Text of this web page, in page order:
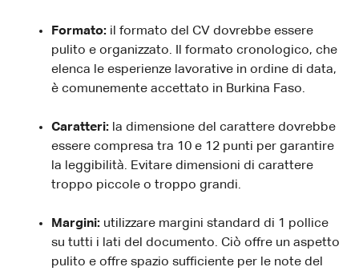
Formato: il formato del CV dovrebbe essere
pulito e organizzato. Il formato cronologico, che
elenca le esperienze lavorative in ordine di data,
è comunemente accettato in Burkina Faso.
Caratteri: la dimensione del carattere dovrebbe
essere compresa tra 10 e 12 punti per garantire
la leggibilità. Evitare dimensioni di carattere
troppo piccole o troppo grandi.
Margini: utilizzare margini standard di 1 pollice
su tutti i lati del documento. Ciò offre un aspetto
pulito e offre spazio sufficiente per le note del